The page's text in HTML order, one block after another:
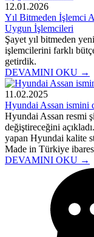
12.01.2026
Yıl Bitmeden İşlemci
Uygun İşlemcileri
Şayet yıl bitmeden
işlemcilerini farklı
getirdik.
DEVAMINI OKU →
11.02.2025
Hyundai Assan ismini
Hyundai Assan resmi
değiştireceğini
yapan Hyundai kalite
Made in Türkiye
DEVAMINI OKU →